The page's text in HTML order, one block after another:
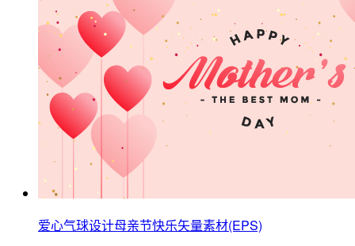
爱心气球设计母亲节快乐矢量素材(EPS)